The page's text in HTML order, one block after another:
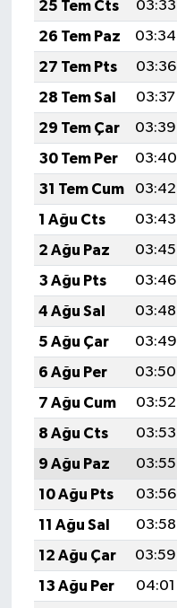
25 Tem Cts
03:33
26 Tem Paz
03:34
27 Tem Pts
03:36
28 Tem Sal
03:37
29 Tem Çar
03:39
30 Tem Per
03:40
31 Tem Cum
03:42
1 Ağu Cts
03:43
2 Ağu Paz
03:45
3 Ağu Pts
03:46
4 Ağu Sal
03:48
5 Ağu Çar
03:49
6 Ağu Per
03:50
7 Ağu Cum
03:52
8 Ağu Cts
03:53
9 Ağu Paz
03:55
10 Ağu Pts
03:56
11 Ağu Sal
03:58
12 Ağu Çar
03:59
13 Ağu Per
04:01